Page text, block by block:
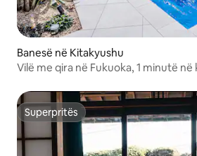
Banesë në Kitakyushu
Vilë me qira në Fukuoka, 1 minutë
Superpritës
Superpritës